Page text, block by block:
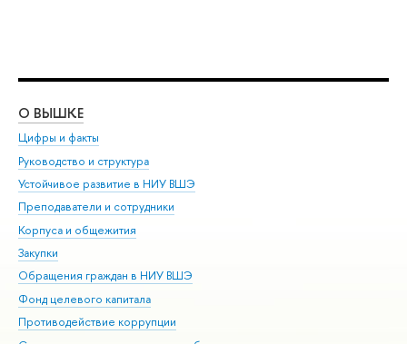
О ВЫШКЕ
Цифры и факты
Руководство и структура
Устойчивое развитие в НИУ ВШЭ
Преподаватели и сотрудники
Корпуса и общежития
Закупки
Обращения граждан в НИУ ВШЭ
Фонд целевого капитала
Противодействие коррупции